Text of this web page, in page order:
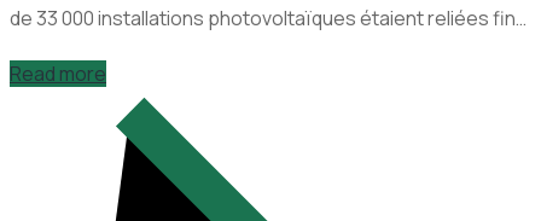
de 33 000 installations photovoltaïques étaient reliées fin…
Read more